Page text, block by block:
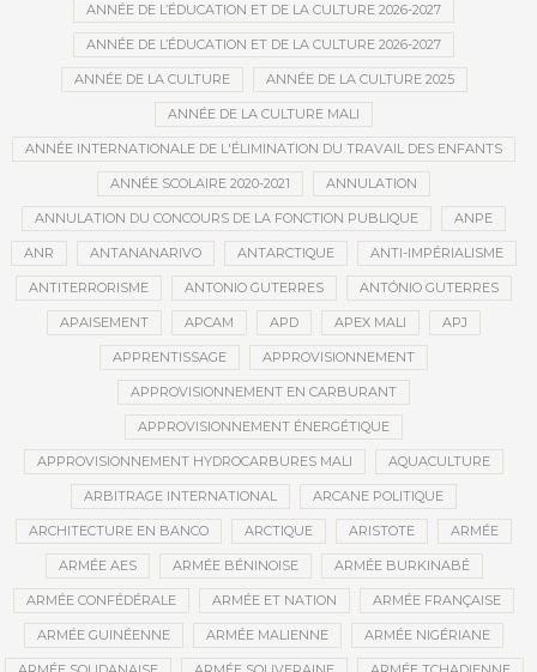
ANNÉE DE L’ÉDUCATION ET DE LA CULTURE 2026-2027
ANNÉE DE L’ÉDUCATION ET DE LA CULTURE 2026-2027
ANNÉE DE LA CULTURE ANNÉE DE LA CULTURE 2025
ANNÉE DE LA CULTURE MALI
ANNÉE INTERNATIONALE DE L'ÉLIMINATION DU TRAVAIL DES ENFANTS
ANNÉE SCOLAIRE 2020-2021 ANNULATION
ANNULATION DU CONCOURS DE LA FONCTION PUBLIQUE ANPE
ANR ANTANANARIVO ANTARCTIQUE ANTI-IMPÉRIALISME
ANTITERRORISME ANTONIO GUTERRES ANTÓNIO GUTERRES
APAISEMENT APCAM APD APEX MALI APJ
APPRENTISSAGE APPROVISIONNEMENT
APPROVISIONNEMENT EN CARBURANT
APPROVISIONNEMENT ÉNERGÉTIQUE
APPROVISIONNEMENT HYDROCARBURES MALI AQUACULTURE
ARBITRAGE INTERNATIONAL ARCANE POLITIQUE
ARCHITECTURE EN BANCO ARCTIQUE ARISTOTE ARMÉE
ARMÉE AES ARMÉE BÉNINOISE ARMÉE BURKINABÉ
ARMÉE CONFÉDÉRALE ARMÉE ET NATION ARMÉE FRANÇAISE
ARMÉE GUINÉENNE ARMÉE MALIENNE ARMÉE NIGÉRIANE